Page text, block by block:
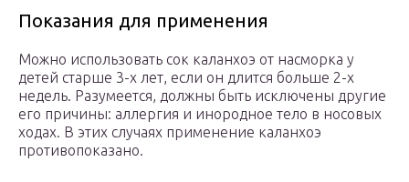
Показания для применения
Можно использовать сок каланхоэ от насморка у
детей старше 3-х лет, если он длится больше 2-х
недель. Разумеется, должны быть исключены другие
его причины: аллергия и инородное тело в носовых
ходах. В этих случаях применение каланхоэ
противопоказано.